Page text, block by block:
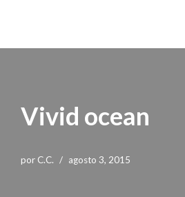
Vivid ocean
por C.C. agosto 3, 2015